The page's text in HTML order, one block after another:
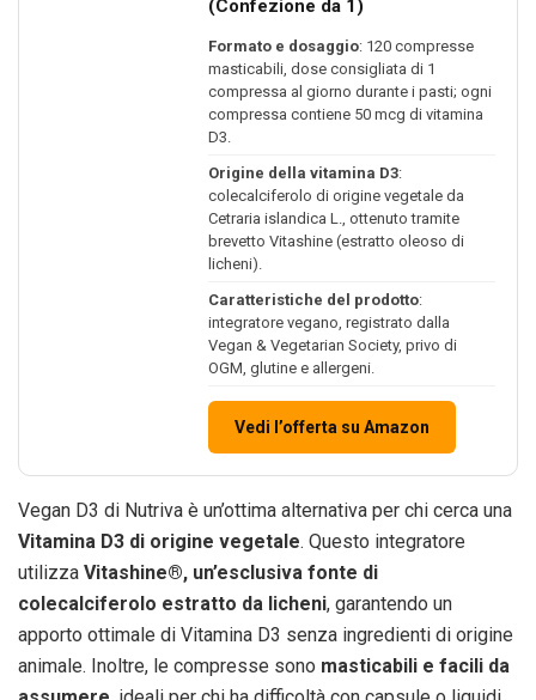
(Confezione da 1)
Formato e dosaggio: 120 compresse
masticabili, dose consigliata di 1
compressa al giorno durante i pasti; ogni
compressa contiene 50 mcg di vitamina
D3.
Origine della vitamina D3:
colecalciferolo di origine vegetale da
Cetraria islandica L., ottenuto tramite
brevetto Vitashine (estratto oleoso di
licheni).
Caratteristiche del prodotto:
integratore vegano, registrato dalla
Vegan & Vegetarian Society, privo di
OGM, glutine e allergeni.
Vedi l’offerta su Amazon
Vegan D3 di Nutriva è un’ottima alternativa per chi cerca una
Vitamina D3 di origine vegetale. Questo integratore
utilizza Vitashine®, un’esclusiva fonte di
colecalciferolo estratto da licheni, garantendo un
apporto ottimale di Vitamina D3 senza ingredienti di origine
animale. Inoltre, le compresse sono masticabili e facili da